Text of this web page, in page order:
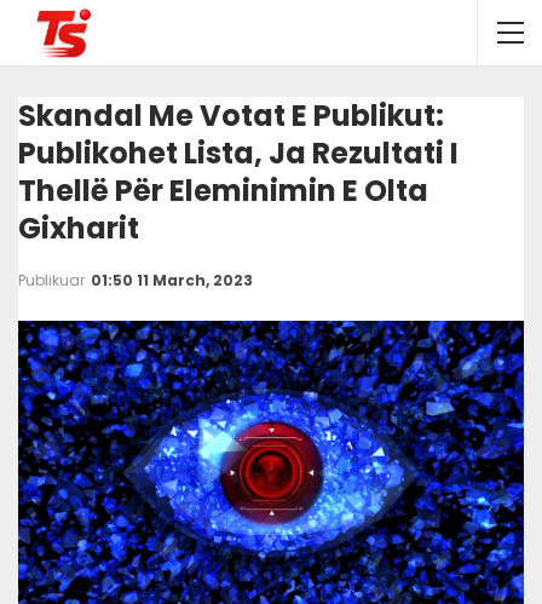
Skandal Me Votat E Publikut:
Publikohet Lista, Ja Rezultati I
Thellë Për Eleminimin E Olta
Gixharit
Publikuar 01:50 11 March, 2023